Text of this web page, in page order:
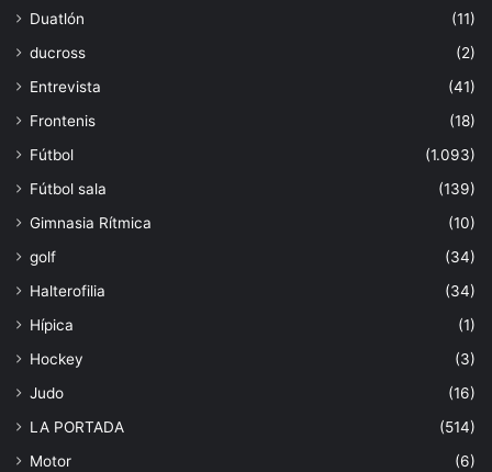
Duatlón
(11)
ducross
(2)
Entrevista
(41)
Frontenis
(18)
Fútbol
(1.093)
Fútbol sala
(139)
Gimnasia Rítmica
(10)
golf
(34)
Halterofilia
(34)
Hípica
(1)
Hockey
(3)
Judo
(16)
LA PORTADA
(514)
Motor
(6)